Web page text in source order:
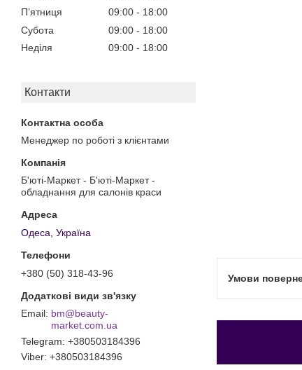
Пʼятниця
09:00
18:00
Субота
09:00
18:00
Неділя
09:00 18:00
Контакти
Менеджер по роботі з клієнтами
Б'юті-Маркет - Б'юті-Маркет -
обладнання для салонів краси
Одеса, Україна
+380 (50) 318-43-96
bm@beauty-
market.com.ua
Telegram +380503184396
Viber +380503184396